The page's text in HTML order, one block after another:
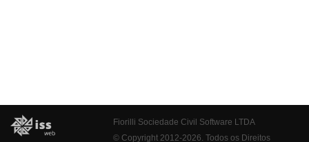
Fiorilli Sociedade Civil Software LTDA
© Copyright 2012-2026. Todos os Direitos